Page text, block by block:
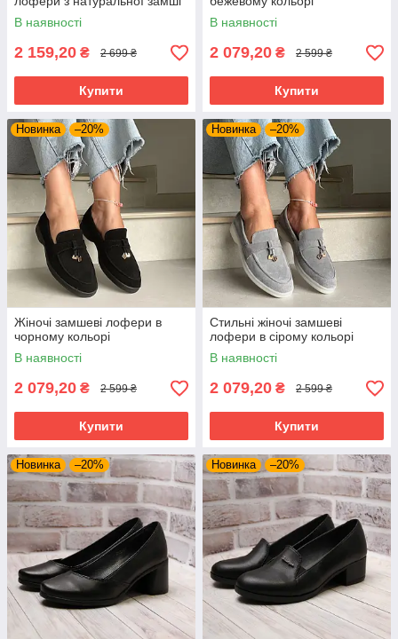
В наявності
2 159,20 ₴ 2 699 ₴
Купити
В наявності
2 079,20 ₴ 2 599 ₴
Купити
Новинка –20%
Жіночі замшеві лофери в
чорному кольорі
В наявності
2 079,20 ₴ 2 599 ₴
Купити
Новинка –20%
Стильні жіночі замшеві
лофери в сірому кольорі
В наявності
2 079,20 ₴ 2 599 ₴
Купити
Новинка –20% Новинка –20%